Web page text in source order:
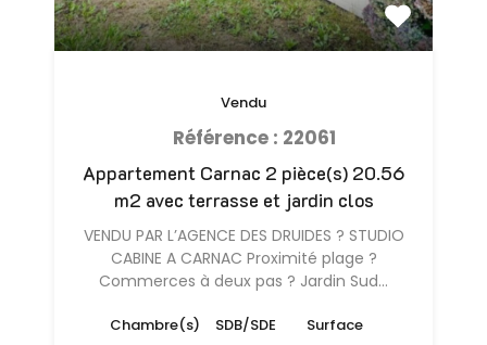
Appartement Carnac 2 pièce(s) 20.56
m2 avec terrasse et jardin clos
VENDU PAR L’AGENCE DES DRUIDES ? STUDIO
CABINE A CARNAC Proximité plage ?
Commerces à deux pas ? Jardin Sud…
Chambre(s)
SDB/SDE
Surface
Vendu
Référence : 22061